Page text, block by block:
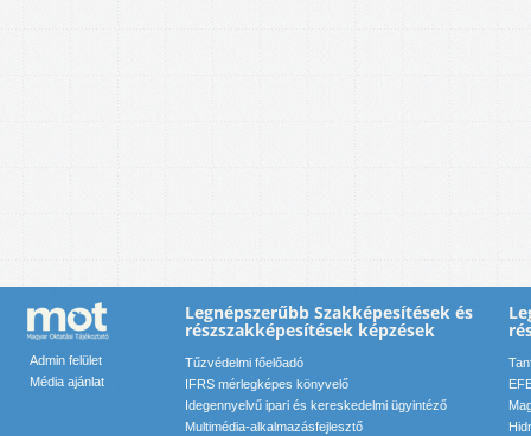
Admin felület
Média ajánlat
Legnépszerűbb Szakképesítések és
részszakképesítések képzések
Tűzvédelmi főelőadó
IFRS mérlegképes könyvelő
Idegennyelvű ipari és kereskedelmi ügyintéző
Multimédia-alkalmazásfejlesztő